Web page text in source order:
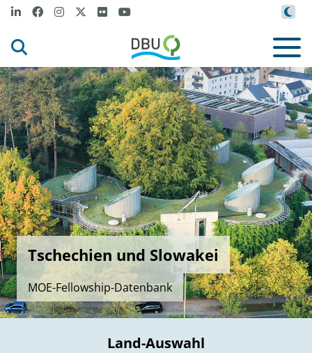
Tschechien und Slowakei
MOE-Fellowship-Datenbank
Land-Auswahl